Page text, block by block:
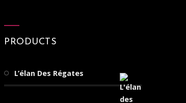
PRODUCTS
L’élan Des Régates